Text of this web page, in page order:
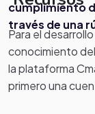
cumplimiento
través de una
Para el
conocimiento
la plataforma
primero una